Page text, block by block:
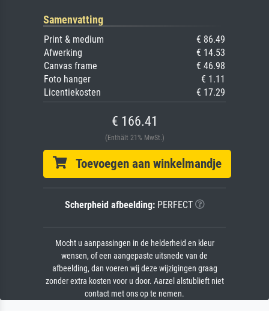
Samenvatting
Print & medium
€ 86.49
Afwerking
€ 14.53
Canvas frame
€ 46.98
Foto hanger
€ 1.11
Licentiekosten
€ 17.29
€ 166.41
(Enthält 21% MwSt.)
Toevoegen aan winkelmandje
Scherpheid afbeelding:PERFECT
Mocht u aanpassingen in de helderheid en kleur
wensen, of een aangepaste uitsnede van de
afbeelding, dan voeren wij deze wijzigingen graag
zonder extra kosten voor u door. Aarzel alstublieft niet
contact met ons op te nemen.